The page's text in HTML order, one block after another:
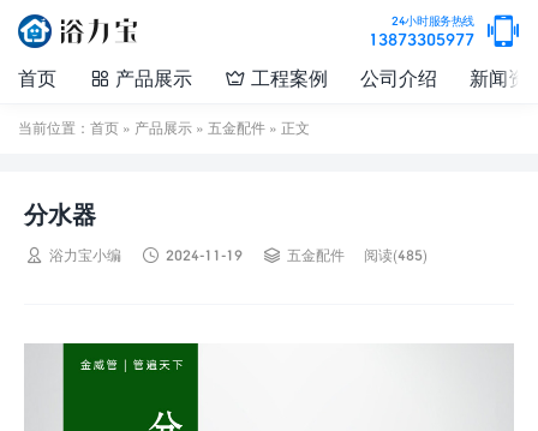
24小时服务热线
13873305977 
首页  产品展示  工程案例 公司介绍 新闻资
当前位置： 首页 » 产品展示 » 五金配件 » 正文
分水器
 浴力宝小编  2024-11-19  五金配件 阅读(485)